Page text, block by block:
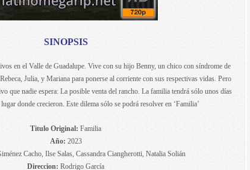
SINOPSIS
en el Valle de Guadalupe. Vive con su hijo Benny, un chico con síndrome de
Julia, y Mariana para ponerse al corriente con sus respectivas vidas. Pero
que nadie espera: La posible venta del rancho. La familia tendrá sólo unos días
donde crecieron. Este dilema sólo se podrá resolver en ‘Familia’
Titulo Original: Familia
Año: 2023
Cacho, Ilse Salas, Cassandra Ciangherotti, Natalia Solián
Direccion: Rodrigo García